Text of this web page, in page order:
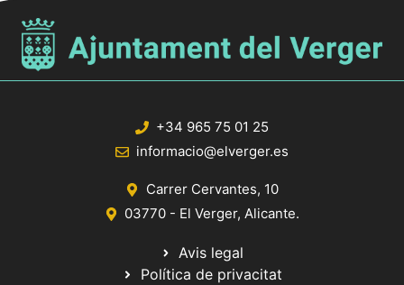
+34 965 75 01 25
informacio@elverger.es
Carrer Cervantes, 10
03770 - El Verger, Alicante.
Avis legal
Política de privacitat